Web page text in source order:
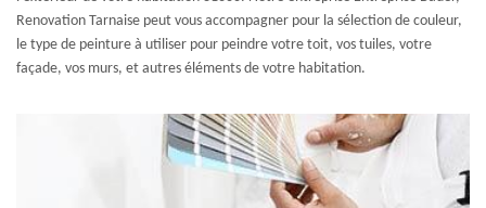
Renovation Tarnaise peut vous accompagner pour la sélection de couleur,
le type de peinture à utiliser pour peindre votre toit, vos tuiles, votre
façade, vos murs, et autres éléments de votre habitation.